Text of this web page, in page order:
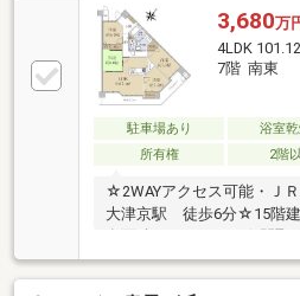
3,680万
4LDK
7階 南東
駐車場あり 浴室
所有権
2階
☆2WAYアクセス可能・Ｊ
大津京駅 徒歩6分☆15階